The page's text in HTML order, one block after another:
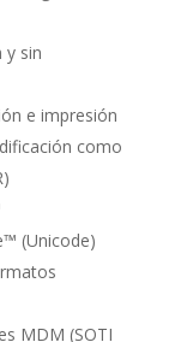
y sin
e impresión
como
(Unicode)
MDM (SOTI